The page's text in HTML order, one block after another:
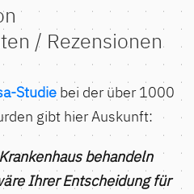
/ Rezensionen
Studie bei der über 1000
gibt hier Auskunft:
behandeln
Ihrer Entscheidung für